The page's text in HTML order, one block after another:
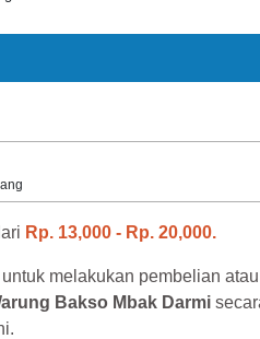
Rp. 13,000 - Rp. 20,000.
melakukan pembelian
Bakso Mbak Darmi